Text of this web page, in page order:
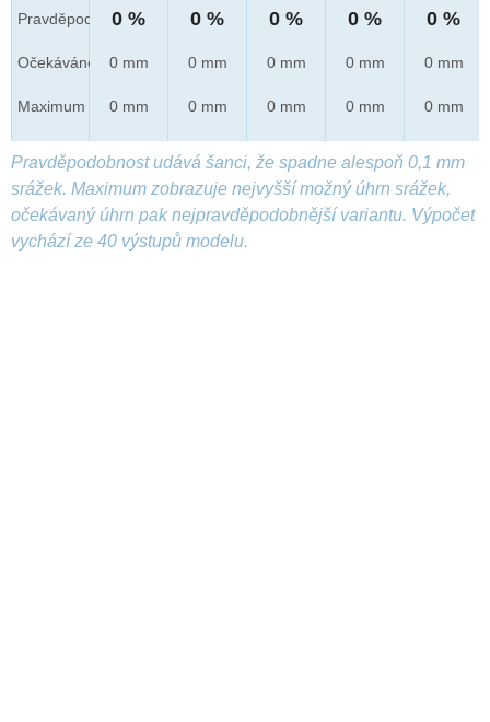
Pravděpod.
Očekáváno
Maximum
0 %
0 mm
0 mm
0 %
0 mm
0 mm
0 %
0 mm
0 mm
0 %
0 mm
0 mm
0 %
0 mm
0 mm
Pravděpodobnost udává šanci, že spadne alespoň 0,1 mm
srážek. Maximum zobrazuje nejvyšší možný úhrn srážek,
očekávaný úhrn pak nejpravděpodobnější variantu. Výpočet
vychází ze 40 výstupů modelu.